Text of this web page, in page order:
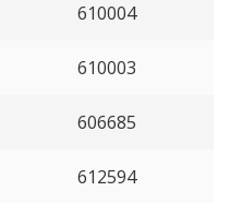
610004
610003
606685
612594